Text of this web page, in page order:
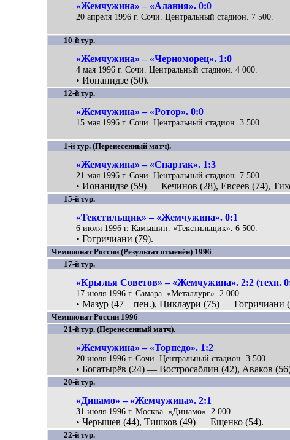
«Жемчужина» – «Алания». 0:0
20 апреля 1996 г. Сочи. Центральный стадион. 7 500.
10-й тур.
«Жемчужина» – «Черноморец». 1:0
4 мая 1996 г. Сочи. Центральный стадион. 4 000.
• Ионанидзе (50).
12-й тур.
«Жемчужина» – «Ротор». 0:0
15 мая 1996 г. Сочи. Центральный стадион. 3 500.
1-й тур. (Перенесенный матч).
«Жемчужина» – «Спартак». 1:3
21 мая 1996 г. Сочи. Центральный стадион. 7 500.
• Ионанидзе (59) — Кечинов (28), Евсеев (74),
15-й тур.
«Текстильщик» – «Жемчужина». 0:1
6 июля 1996 г. Камышин. «Текстильщик». 6 500.
• Гогричиани (79).
Чемпионат России (Результат отменён) 1996
17-й тур.
«Крылья Советов» – «Жемчужина». 2:2 (техн.
17 июля 1996 г. Самара. «Металлург». 2 000.
• Мазур (47 – пен.), Циклаури (75) — Гогричиани
Чемпионат России 1996
21-й тур. (Перенесенный матч).
«Жемчужина» – «Торпедо». 1:2
20 июля 1996 г. Сочи. Центральный стадион. 3 500.
• Богатырёв (24) — Востросаблин (42), Аваков
20-й тур.
«Динамо» – «Жемчужина». 2:1
31 июля 1996 г. Москва. «Динамо». 2 000.
• Черышев (44), Тишков (49) — Ещенко (54).
22-й тур.